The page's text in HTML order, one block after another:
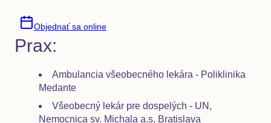
Objednať sa online
Prax:
Ambulancia všeobecného lekára - Poliklinika
Medante
Všeobecný lekár pre dospelých - UN,
Nemocnica sv. Michala a.s, Bratislava